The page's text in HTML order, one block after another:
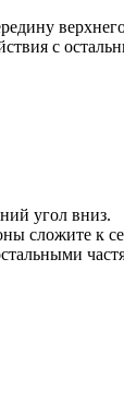
с
угол вниз.
сложите к